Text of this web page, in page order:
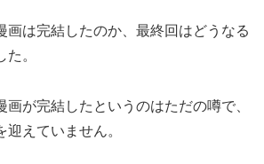
画は完結したのか、最終回はどうなる
。
画が完結したというのはただの噂で、
えていません。